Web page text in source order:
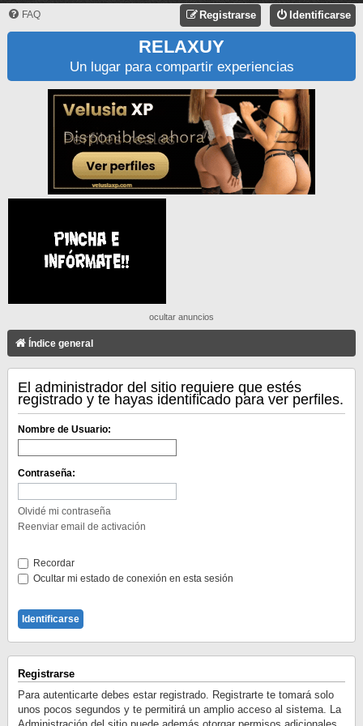
FAQ Identificarse
Registrarse
RELAXUY
Un lugar para compartir experiencias
ocultar anuncios
Índice general
El administrador del sitio requiere que estés
registrado y te hayas identificado para ver perfiles.
Nombre de Usuario:
Contraseña:
Olvidé mi contraseña
Reenviar email de activación
Recordar
Ocultar mi estado de conexión en esta sesión
Registrarse
Para autenticarte debes estar registrado. Registrarte te tomará solo
unos pocos segundos y te permitirá un amplio acceso al sistema. La